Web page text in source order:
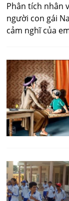
Phân tích nhân
người con gái
cảm nghĩ của